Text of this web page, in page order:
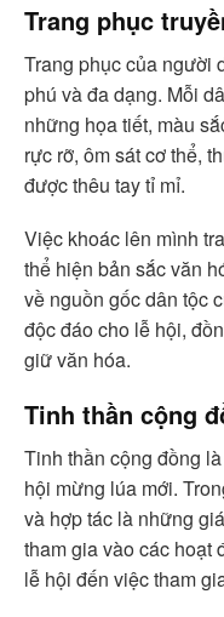
Trang phục
Trang phục của người
phú và đa dạng. Mỗi
những họa tiết, màu
rực rỡ, ôm sát cơ thể,
được thêu tay tỉ mỉ.
Việc khoác lên mình
thể hiện bản sắc văn
về nguồn gốc dân tộc
độc đáo cho lễ hội,
giữ văn hóa.
Tinh thần cộng
Tinh thần cộng đồng
hội mừng lúa mới.
và hợp tác là những
tham gia vào các hoạt
lễ hội đến việc tham